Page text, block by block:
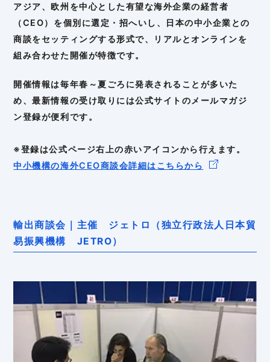
アジア、欧州を中心とした有望な海外企業の経営者
（CEO）を個別に選定・招へいし、日本の中小企業との
商談をセッティングする形式で、リアルとオンラインを
組み合わせた開催が特徴です。
開催情報は毎年春～夏ごろに発表されることが多いた
め、最新情報の受け取りには公式サイトのメールマガジ
ン登録が便利です。
※登録は公式ページ右上の赤いアイコンから行えます。
中小機構の海外CEO商談会詳細はこちらから
輸出商談会｜主催 ジェトロ（独立行政法人日本貿
易振興機構 JETRO）